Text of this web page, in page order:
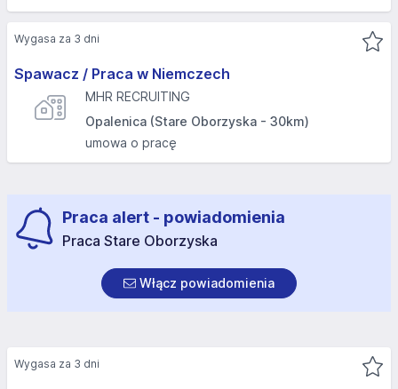
Spawacz / Praca w Niemczech
MHR RECRUITING
Opalenica (Stare Oborzyska - 30km)
umowa o pracę
Wygasa za 3 dni
Praca alert - powiadomienia
Praca Stare Oborzyska
Włącz powiadomienia
Wygasa za 3 dni